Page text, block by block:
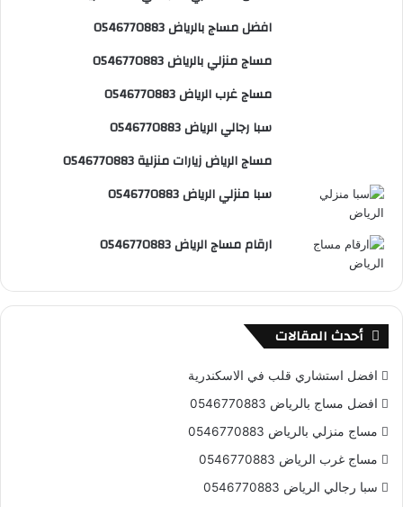
ر
ي
u
b
ب
S
افضل مساج بالرياض 0546770883
مساج منزلي بالرياض 0546770883
مساج غرب الرياض 0546770883
سبا رجالي الرياض 0546770883
مساج الرياض زيارات منزلية 0546770883
سبا منزلي الرياض 0546770883
ارقام مساج الرياض 0546770883
أحدث المقالات
افضل استشاري قلب في الاسكندرية
افضل مساج بالرياض 0546770883
مساج منزلي بالرياض 0546770883
مساج غرب الرياض 0546770883
سبا رجالي الرياض 0546770883